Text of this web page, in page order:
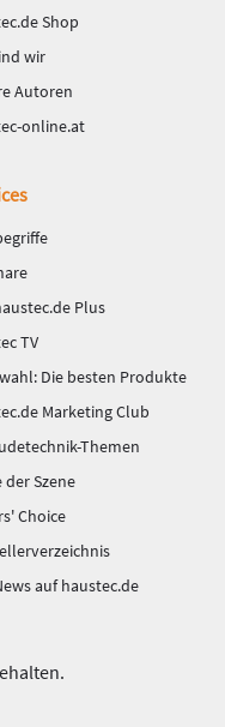
Shop
wir
Autoren
online.at
Plus
TV
Die besten Produkte
Marketing Club
Themen
der Szene
Choice
auf haustec.de